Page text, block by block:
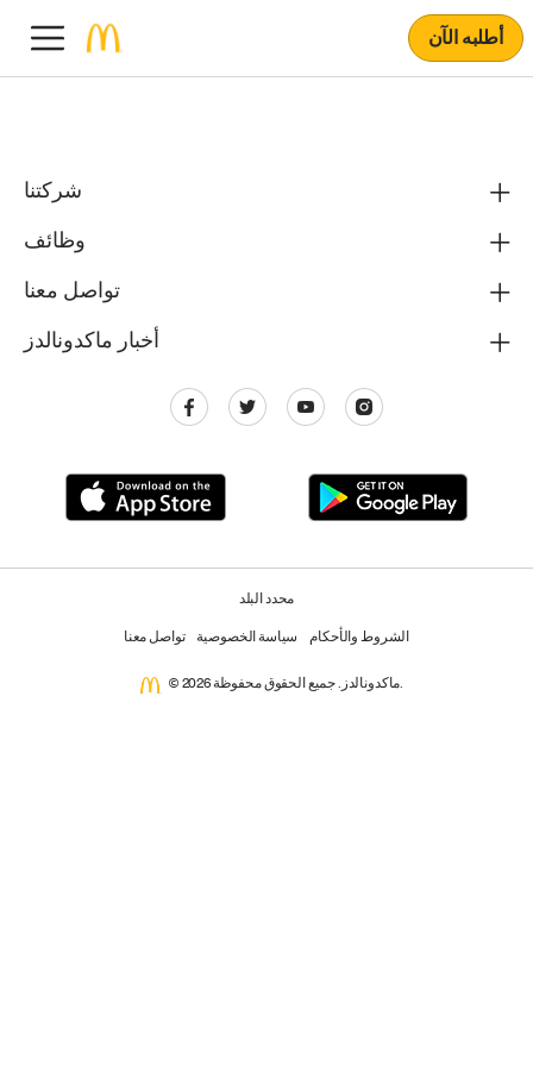
أطلبه الآن
شركتنا
وظائف
تواصل معنا
أخبار ماكدونالدز
محدد البلد
تواصل معنا سياسة الخصوصية الشروط والأحكام
© 2026 ماكدونالدز. جميع الحقوق محفوظة.